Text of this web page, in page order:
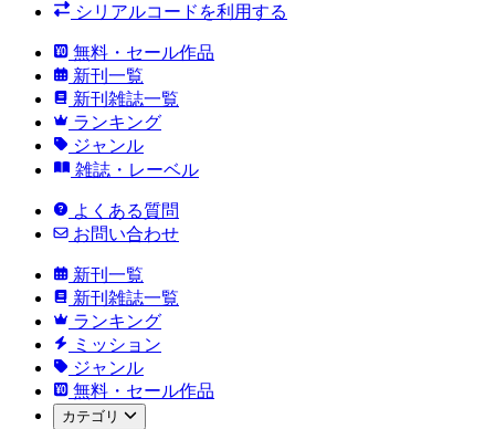
シリアルコードを利用する
無料・セール作品
新刊一覧
新刊雑誌一覧
ランキング
ジャンル
雑誌・レーベル
よくある質問
お問い合わせ
新刊一覧
新刊雑誌一覧
ランキング
ミッション
ジャンル
無料・セール作品
カテゴリ